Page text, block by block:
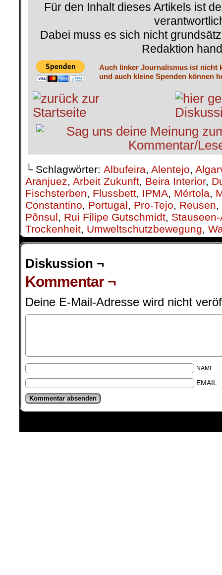
Für den Inhalt dieses Artikels ist
Dabei muss es sich nicht
Redaktion
Auch linker Journalismus ist nicht
und auch kleine Spenden können
└ Schlagwörter: Albufeira, Alentejo,
Aranjuez, Arbeit Zukunft, Beira Interior,
Fischsterben, Flussbett, IPMA, Mértola,
Constantino, Portugal, Pro-Tejo, Reusen,
Pônsul, Rui Filipe Gutschmidt,
Trockenheit, Umweltschutzbewegung,
Diskussion ¬
Kommentar ¬
Deine E-Mail-Adresse wird nicht
NAME
EMAIL